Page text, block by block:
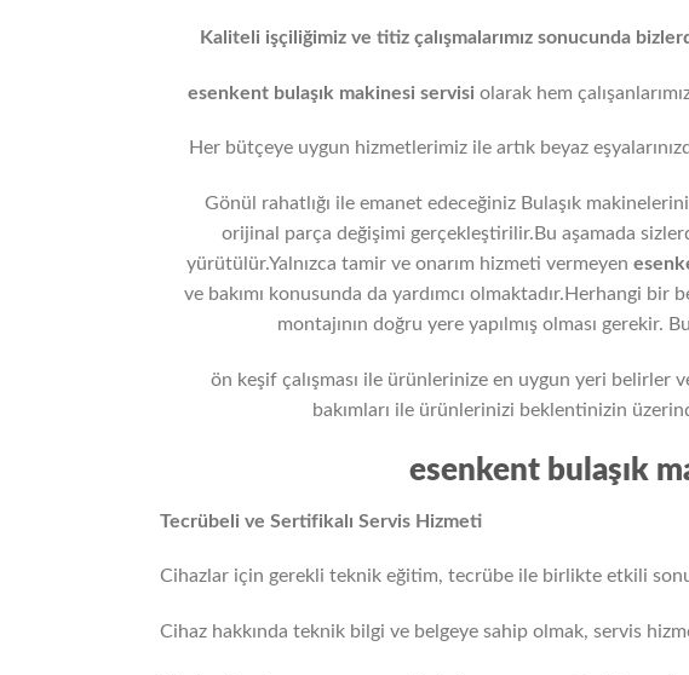
Kaliteli işçiliğimiz ve titiz çalışmalarımız sonucunda
esenkent bulaşık makinesi servisi olarak hem
Her bütçeye uygun hizmetlerimiz ile artık beyaz
Gönül rahatlığı ile emanet edeceğiniz Bulaşık
orijinal parça değişimi gerçekleştirilir.Bu aşamada
yürütülür.Yalnızca tamir ve onarım hizmeti vermeyen
ve bakımı konusunda da yardımcı olmaktadır.Herhangi bir
montajının doğru yere yapılmış olması gerekir.
ön keşif çalışması ile ürünlerinize en uygun yeri belirler
bakımları ile ürünlerinizi beklentinizin
esenkent bulaşık
Tecrübeli ve Sertifikalı Servis Hizmeti
Cihazlar için gerekli teknik eğitim, tecrübe ile birlikte etkili
Cihaz hakkında teknik bilgi ve belgeye sahip olmak, servis